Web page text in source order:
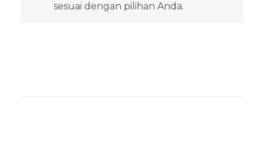
sesuai dengan pilihan Anda.